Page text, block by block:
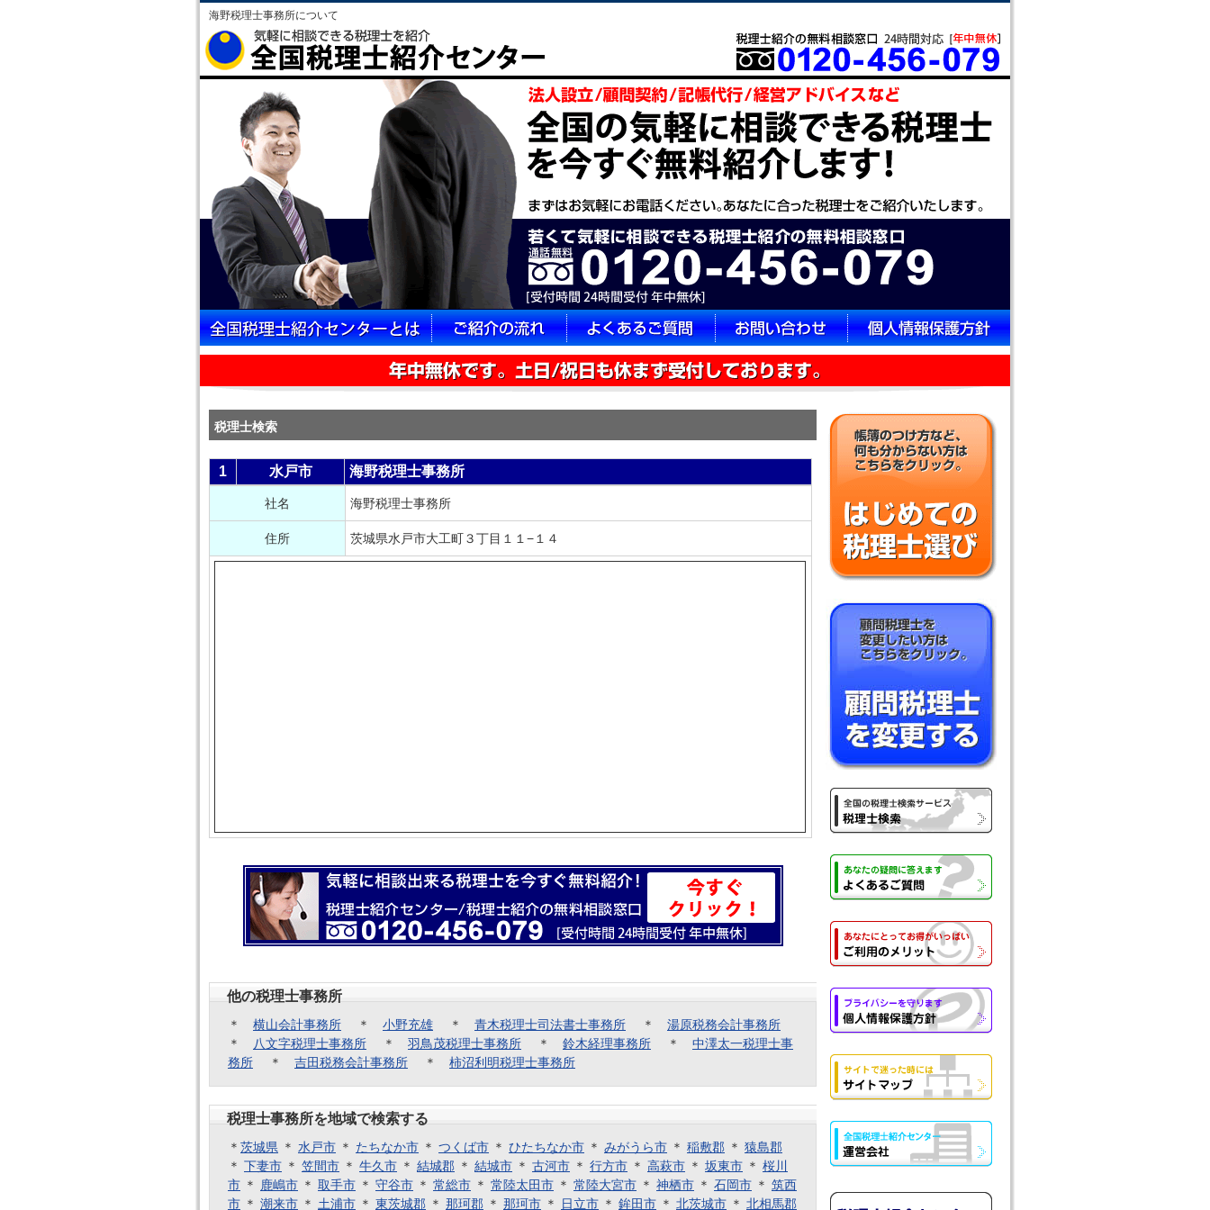
海野税理士事務所について
税理士検索
1 水戸市 海野税理士事務所
社名 海野税理士事務所
住所 茨城県水戸市大工町３丁目１１−１４
他の税理士事務所
＊ 横山会計事務所 ＊ 小野充雄 ＊ 青木税理士司法書士事務所 ＊ 湯原税務会計事務所
＊
八文字税理士事務所 ＊ 羽鳥茂税理士事務所 ＊ 鈴木経理事務所 ＊ 中澤太一税理士事
務所 ＊ 吉田税務会計事務所 ＊ 柿沼利明税理士事務所
税理士事務所を地域で検索する
＊ 茨城県 ＊ 水戸市 ＊ たちなか市 ＊ つくば市 ＊ ひたちなか市 ＊ みがうら市 ＊ 稲敷郡 ＊ 猿島郡
＊ 下妻市 ＊ 笠間市 ＊ 牛久市 ＊ 結城郡 ＊ 結城市 ＊ 古河市 ＊ 行方市 ＊ 高萩市 ＊ 坂東市 ＊ 桜川
市 ＊ 鹿嶋市 ＊ 取手市 ＊ 守谷市 ＊ 常総市 ＊ 常陸太田市 ＊ 常陸大宮市 ＊ 神栖市 ＊ 石岡市 ＊ 筑西
市 ＊ 潮来市 ＊ 土浦市 ＊ 東茨城郡 ＊ 那珂郡 ＊ 那珂市 ＊ 日立市 ＊ 鉾田市 ＊ 北茨城市 ＊ 北相馬郡